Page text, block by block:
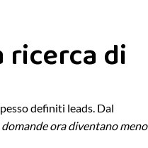
di
definiti leads. Dal
domande ora diventano meno